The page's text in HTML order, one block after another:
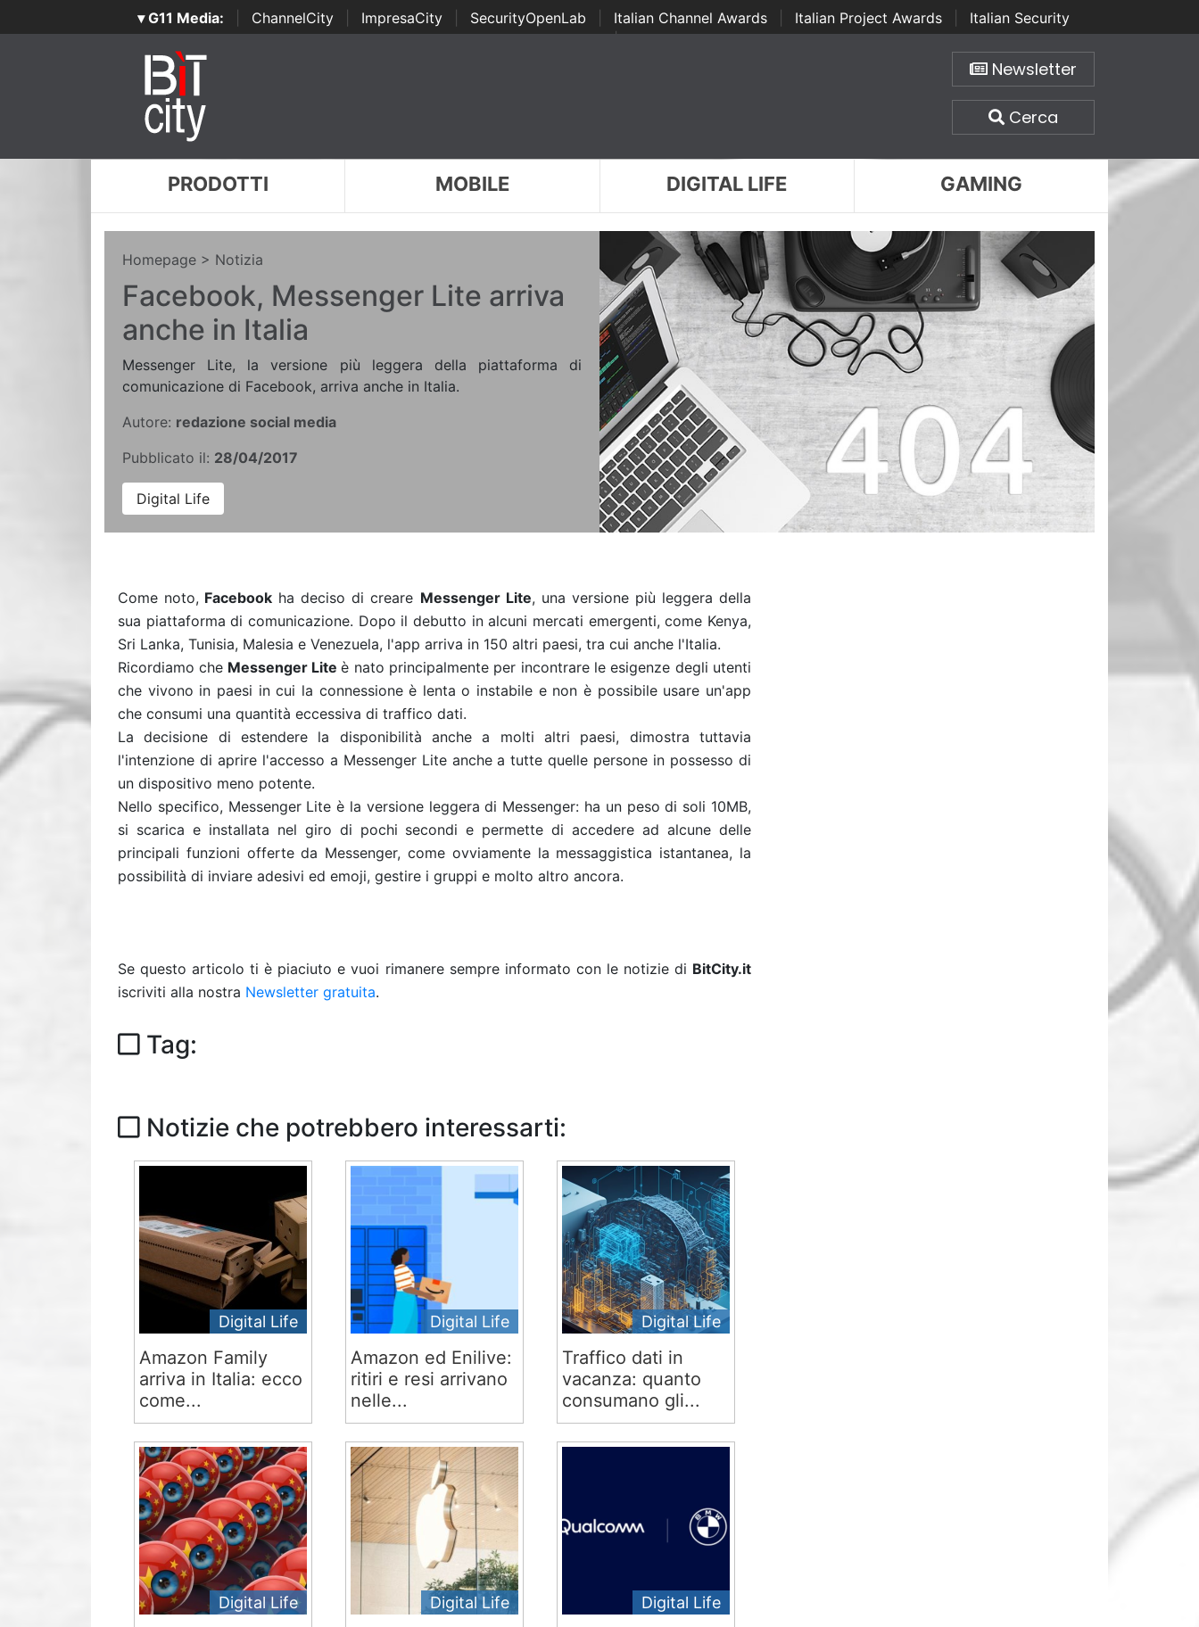
▾ G11 Media: ChannelCity ImpresaCity SecurityOpenLab Italian Channel Awards Italian Project Awards
Italian Security
Awards | ...
Newsletter
Cerca
PRODOTTI MOBILE DIGITAL LIFE GAMING
Homepage > Notizia
Facebook, Messenger Lite arriva
anche in Italia
Messenger Lite, la versione più leggera della piattaforma di
comunicazione di Facebook, arriva anche in Italia.
Autore: redazione social media
Pubblicato il: 28/04/2017
Digital Life
Come noto, Facebook ha deciso di creare Messenger Lite, una versione più leggera della
sua piattaforma di comunicazione. Dopo il debutto in alcuni mercati emergenti, come Kenya,
Sri Lanka, Tunisia, Malesia e Venezuela, l'app arriva in 150 altri paesi, tra cui anche l'Italia.
Ricordiamo che Messenger Liteè nato principalmente per incontrare le esigenze degli utenti
che vivono in paesi in cui la connessione è lenta o instabile e non è possibile usare un'app
che consumi una quantità eccessiva di traffico dati.
La decisione di estendere la disponibilità anche a molti altri paesi, dimostra tuttavia
l'intenzione di aprire l'accesso a Messenger Lite anche a tutte quelle persone in possesso di
un dispositivo meno potente.
Nello specifico, Messenger Lite è la versione leggera di Messenger: ha un peso di soli 10MB,
si scarica e installata nel giro di pochi secondi e permette di accedere ad alcune delle
principali funzioni offerte da Messenger, come ovviamente la messaggistica istantanea, la
possibilità di inviare adesivi ed emoji, gestire i gruppi e molto altro ancora.
Se questo articolo ti è piaciuto e vuoi rimanere sempre informato con le notizie di BitCity.it
iscriviti alla nostra Newsletter gratuita.
Tag:
Notizie che potrebbero interessarti:
Digital Life
Amazon Family
arriva in Italia: ecco
come...
Digital Life
Amazon ed Enilive:
ritiri e resi arrivano
nelle...
Digital Life
Traffico dati in
vacanza: quanto
consumano gli...
Digital Life Digital Life Digital Life